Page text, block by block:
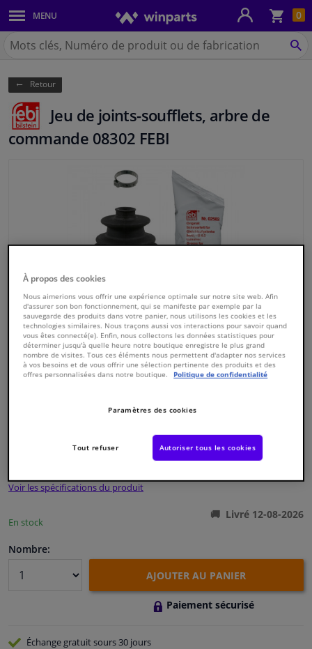
0
MENU
Carrosserie & tôles
Feux & ampoules
Freinage
Système d'échappement
Pièces moteur & accessoires
Filtres & liquides
Bagages & transport
Fenêtres & accessoires
Intérieur & ameublement
Styling & Performance
Nettoyage & protection
Atelier & outils
Camping-car, moto & vélo
Promotions et réductions
Chercher
Winparts.be
Retour
Jeu de joints-soufflets, arbre de
commande 08302 FEBI
Numéro de produit d'origine:0123654
Voir les spécifications du produit
En stock
Livré 12-08-2026
Nombre:
AJOUTER AU PANIER
Paiement sécurisé
Échange gratuitsours 30 jours
À propos des cookies
Nous aimerions vous offrir une expérience optimale sur notre site web. Afin
d'assurer son bon fonctionnement, qui se manifeste par exemple par la
sauvegarde des produits dans votre panier, nous utilisons les cookies et les
technologies similaires. Nous traçons aussi vos interactions pour savoir quand
vous êtes connecté(e). Enfin, nous collectons les données statistiques pour
déterminer jusqu'à quelle heure notre boutique enregistre le plus grand
nombre de visites. Tous ces éléments nous permettent d'adapter nos services
à vos besoins et de vous offrir une sélection pertinente des produits et des
offres personnalisées dans notre boutique.
Politique de confidentialité
Paramètres des cookies
Tout refuser Autoriser tous les cookies